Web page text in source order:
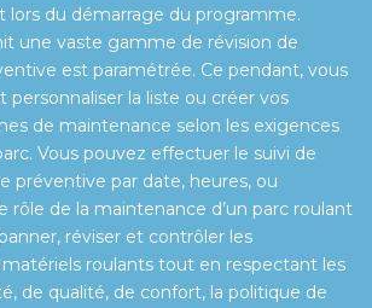
du démarrage du programme.
une vaste gamme de révision de
est paramétrée. Ce pendant, vous
personnaliser la liste ou créer vos
de maintenance selon les exigences
Vous pouvez effectuer le suivi de
préventive par date, heures, ou
rôle de la maintenance d’un parc roulant
réviser et contrôler les
roulants tout en respectant les
de qualité, de confort, la politique de